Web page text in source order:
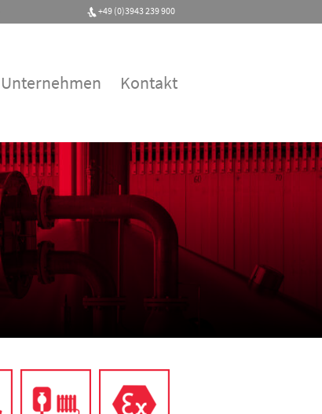
+49 (0)3943 239 900
Unternehmen Kontakt